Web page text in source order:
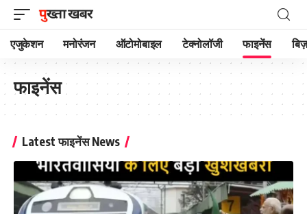
एजुकेशन मनोरंजन ऑटोमोबाइल टेक्नोलॉजी फाइनेंस
फाइनेंस
Latest फाइनेंस News